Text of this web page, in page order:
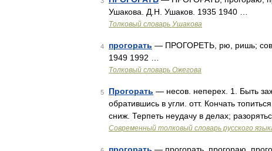
Ушакова. Д.Н. Ушаков. 1935 1940 …
Толковый словарь Ушакова
4 прогорать — ПРОГОРЕТЬ, рю, ришь;
1949 1992 …
Толковый словарь Ожегова
5 Прогорать — несов. неперех. 1. Быть
обратившись в угли. отт. Кончать
сниж. Терпеть неудачу в делах;
Современный толковый словарь русского